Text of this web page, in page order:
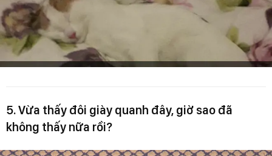
5. Vừa thấy đôi giày quanh đây, giờ sao đã
không thấy nữa rồi?